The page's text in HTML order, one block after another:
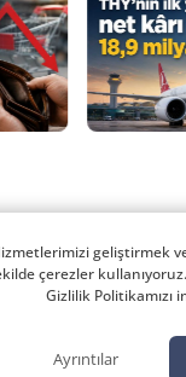
geliştirmek
çerezler
Gizlilik Politikamızı
Ayrıntılar